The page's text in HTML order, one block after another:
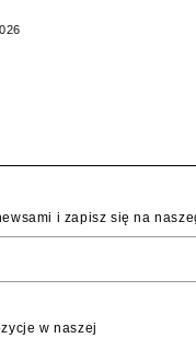
i zapisz się na
w naszej